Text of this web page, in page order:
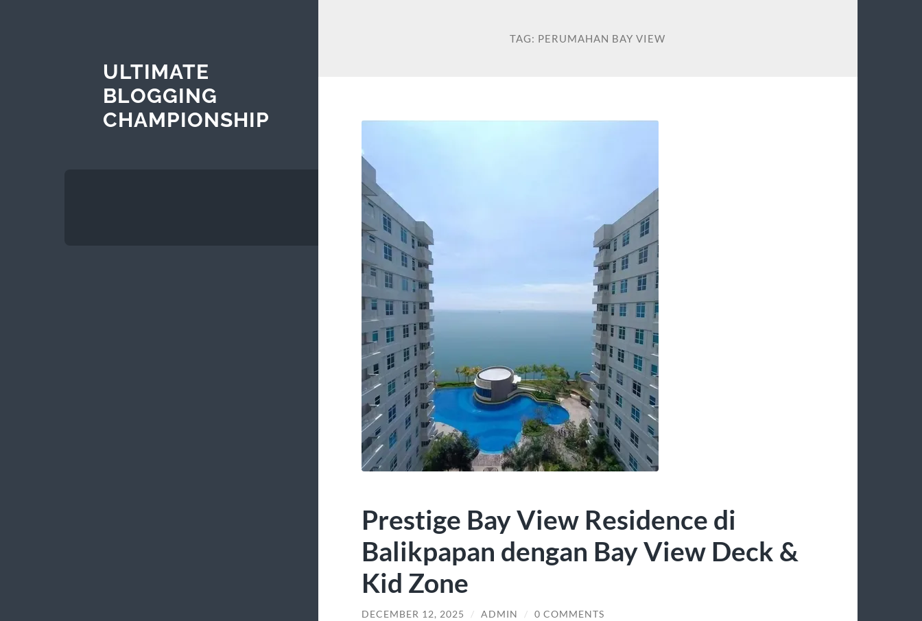
ULTIMATE
BLOGGING
CHAMPIONSHIP
TAG: PERUMAHAN BAY VIEW
Prestige Bay View Residence di
Balikpapan dengan Bay View Deck &
Kid Zone
DECEMBER 12, 2025 / ADMIN / 0 COMMENTS